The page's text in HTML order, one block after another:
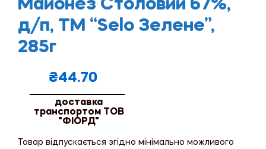
Майонез Столовий 67%,
д/п, ТМ “Selo Зелене”,
285г
₴44.70
доставка
транспортом ТОВ
"ФІОРД"
Товар відпускається згідно мінімально можливого